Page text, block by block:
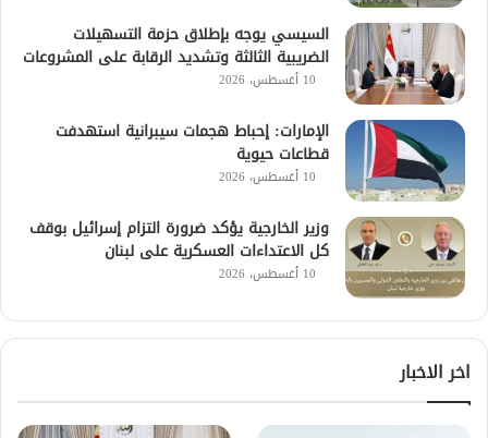
السيسي يوجه بإطلاق حزمة التسهيلات
الضريبية الثالثة وتشديد الرقابة على المشروعات
10 أغسطس، 2026
الإمارات: إحباط هجمات سيبرانية استهدفت
قطاعات حيوية
10 أغسطس، 2026
وزير الخارجية يؤكد ضرورة التزام إسرائيل بوقف
كل الاعتداءات العسكرية على لبنان
10 أغسطس، 2026
اخر الاخبار